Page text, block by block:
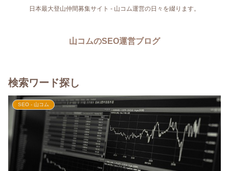
日本最大登山仲間募集サイト - 山コム運営の日々を綴ります。
山コムのSEO運営ブログ
検索ワード探し
SEO - 山コム